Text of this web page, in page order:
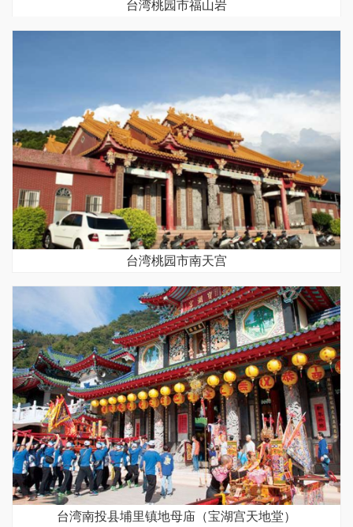
台湾桃园市福山岩
台湾桃园市南天宫
台湾南投县埔里镇地母庙（宝湖宫天地堂）